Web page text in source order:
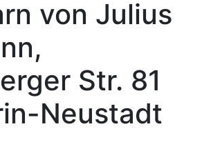
von Julius
Str. 81
Neustadt